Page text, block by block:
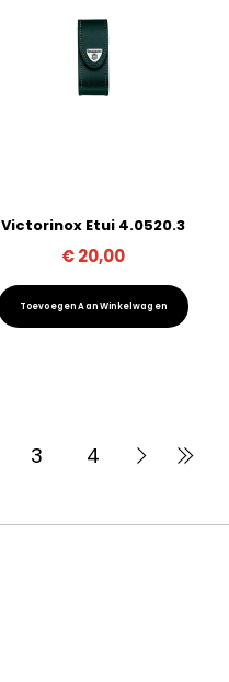
Victorinox Etui 4.0520.3
€20,00
Toevoegen Aan Winkelwagen
3 4